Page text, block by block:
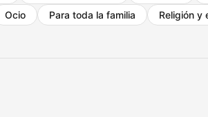
Ocio Para toda la familia
Religión y